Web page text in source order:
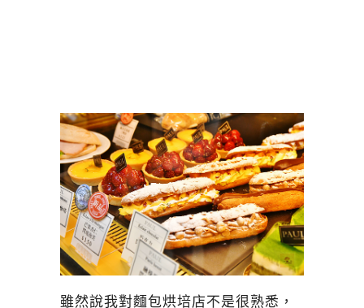
雖然說我對麵包烘培店不是很熟悉，